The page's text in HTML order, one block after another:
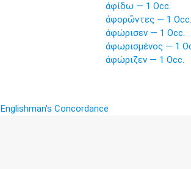
ἀφίδω — 1 Occ.
ἀφορῶντες — 1 Occ.
ἀφώρισεν — 1 Occ.
ἀφωρισμένος — 1
ἀφώριζεν — 1 Occ.
Englishman's Concordance